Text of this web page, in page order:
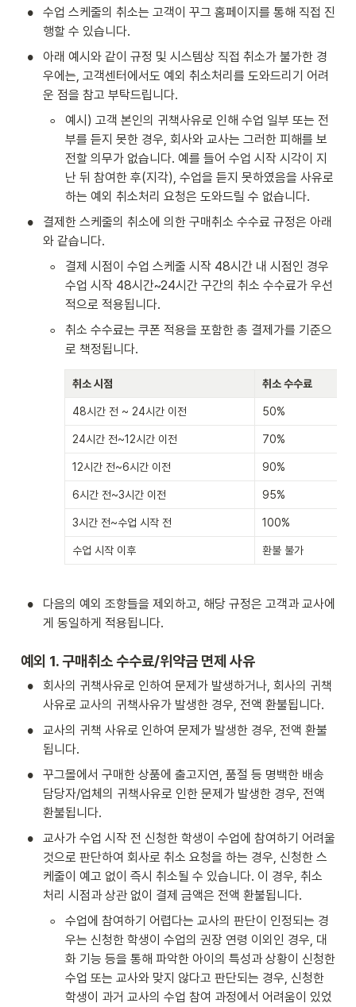
•
수업 스케줄의 취소는 고객이 꾸그 홈페이지를 통해 직접 진
행할 수 있습니다.
•
아래 예시와 같이 규정 및 시스템상 직접 취소가 불가한 경
우에는, 고객센터에서도 예외 취소처리를 도와드리기 어려
운 점을 참고 부탁드립니다.
◦
예시) 고객 본인의 귀책사유로 인해 수업 일부 또는 전
부를 듣지 못한 경우, 회사와 교사는 그러한 피해를 보
전할 의무가 없습니다. 예를 들어 수업 시작 시각이 지
난 뒤 참여한 후(지각), 수업을 듣지 못하였음을 사유로
하는 예외 취소처리 요청은 도와드릴 수 없습니다.
•
결제한 스케줄의 취소에 의한 구매취소 수수료 규정은 아래
와 같습니다.
◦
결제 시점이 수업 스케줄 시작 48시간 내 시점인 경우
수업 시작 48시간~24시간 구간의 취소 수수료가 우선
적으로 적용됩니다.
◦
취소 수수료는 쿠폰 적용을 포함한 총 결제가를 기준으
로 책정됩니다.
취소 시점 취소 수수료
48시간 전 ~ 24시간 이전 50%
24시간 전~12시간 이전 70%
12시간 전~6시간 이전 90%
6시간 전~3시간 이전 95%
3시간 전~수업 시작 전 100%
수업 시작 이후 환불 불가
•
다음의 예외 조항들을 제외하고, 해당 규정은 고객과 교사에
게 동일하게 적용됩니다.
예외 1. 구매취소 수수료/위약금 면제 사유
•
회사의 귀책사유로 인하여 문제가 발생하거나, 회사의 귀책
사유로 교사의 귀책사유가 발생한 경우, 전액 환불됩니다.
•
교사의 귀책 사유로 인하여 문제가 발생한 경우, 전액 환불
됩니다.
•
꾸그몰에서 구매한 상품에 출고지연, 품절 등 명백한 배송
담당자/업체의 귀책사유로 인한 문제가 발생한 경우, 전액
환불됩니다.
•
교사가 수업 시작 전 신청한 학생이 수업에 참여하기 어려울
것으로 판단하여 회사로 취소 요청을 하는 경우, 신청한 스
케줄이 예고 없이 즉시 취소될 수 있습니다. 이 경우, 취소
처리 시점과 상관 없이 결제 금액은 전액 환불됩니다.
◦
수업에 참여하기 어렵다는 교사의 판단이 인정되는 경
우는 신청한 학생이 수업의 권장 연령 이외인 경우, 대
화 기능 등을 통해 파악한 아이의 특성과 상황이 신청한
수업 또는 교사와 맞지 않다고 판단되는 경우, 신청한
학생이 과거 교사의 수업 참여 과정에서 어려움이 있었